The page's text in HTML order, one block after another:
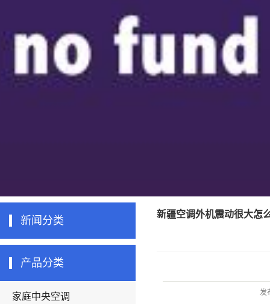
新闻分类
产品分类
家庭中央空调
新疆空调外机震动很大怎
发